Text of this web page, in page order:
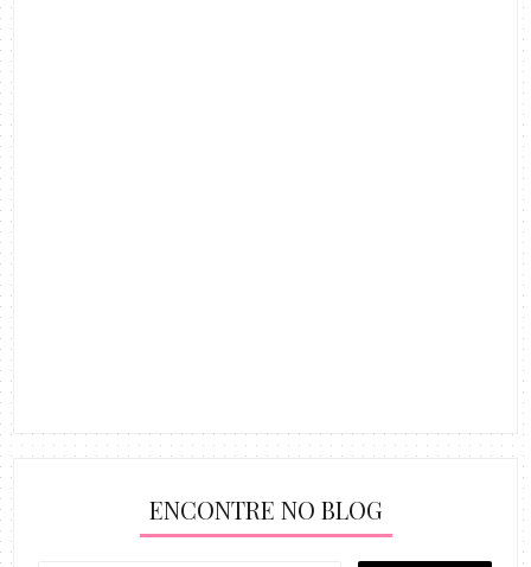
ENCONTRE NO BLOG